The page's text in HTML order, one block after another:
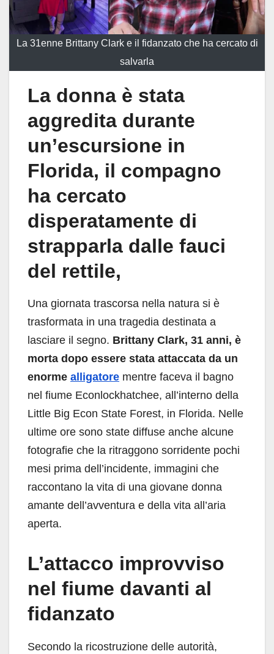
La 31enne Brittany Clark e il fidanzato che ha cercato di
salvarla
La donna è stata
aggredita durante
un’escursione in
Florida, il compagno
ha cercato
disperatamente di
strapparla dalle fauci
del rettile,
Una giornata trascorsa nella natura si è
trasformata in una tragedia destinata a
lasciare il segno. Brittany Clark, 31 anni, è
morta dopo essere stata attaccata da un
enorme alligatore mentre faceva il bagno
nel fiume Econlockhatchee, all’interno della
Little Big Econ State Forest, in Florida. Nelle
ultime ore sono state diffuse anche alcune
fotografie che la ritraggono sorridente pochi
mesi prima dell’incidente, immagini che
raccontano la vita di una giovane donna
amante dell’avventura e della vita all’aria
aperta.
L’attacco improvviso
nel fiume davanti al
fidanzato
Secondo la ricostruzione delle autorità,